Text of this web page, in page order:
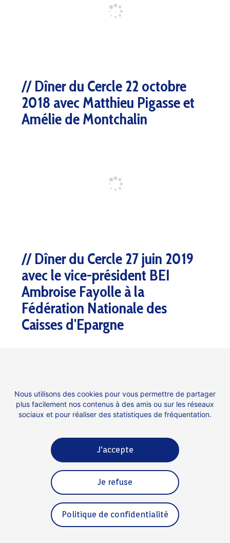
Dîner du Cercle 22 octobre
2018 avec Matthieu Pigasse et
Amélie de Montchalin
Dîner du Cercle 27 juin 2019
avec le vice-président BEI
Ambroise Fayolle à la
Fédération Nationale des
Caisses d'Epargne
Contact
Politique de confidentialité
Nous utilisons des cookies pour vous permettre de partager
plus facilement nos contenus à des amis ou sur les réseaux
sociaux et pour réaliser des statistiques de fréquentation.
J'accepte
Je refuse
Politique de confidentialité